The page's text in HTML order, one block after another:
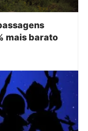
mais barato